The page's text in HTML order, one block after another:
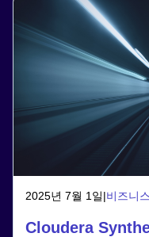
2025년 7월 1일|비즈니스
Cloudera